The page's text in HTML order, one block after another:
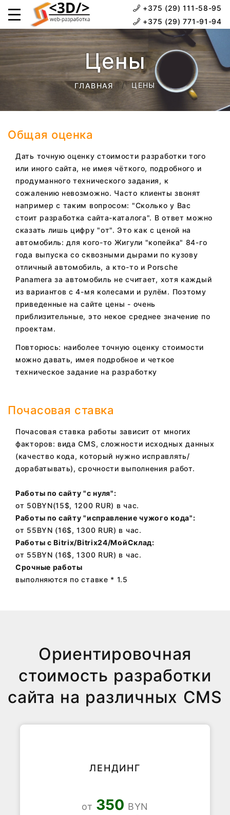
+375 (29) 111-58-95
+375 (29) 771-91-94
Цены
ГЛАВНАЯ ЦЕНЫ
Общая оценка
Дать точную оценку стоимости разработки того
или иного сайта, не имея чёткого, подробного и
продуманного технического задания, к
сожалению невозможно. Часто клиенты звонят
например с таким вопросом: "Сколько у Вас
стоит разработка сайта-каталога". В ответ можно
сказать лишь цифру "от". Это как с ценой на
автомобиль: для кого-то Жигули "копейка" 84-го
года выпуска со сквозными дырами по кузову
отличный автомобиль, а кто-то и Porsche
Panamera за автомобиль не считает, хотя каждый
из вариантов с 4-мя колесами и рулём. Поэтому
приведенные на сайте цены - очень
приблизительные, это некое среднее значение по
проектам.
Повторюсь: наиболее точную оценку стоимости
можно давать, имея подробное и четкое
техническое задание на разработку
Почасовая ставка
Почасовая ставка работы зависит от многих
факторов: вида CMS, сложности исходных данных
(качество кода, который нужно исправлять/
дорабатывать), срочности выполнения работ.
Работы по сайту "с нуля":
от 50BYN(15$, 1200 RUR) в час.
Работы по сайту "исправление чужого кода":
от 55BYN (16$, 1300 RUR) в час.
Работы с Bitrix/Bitrix24/МойСклад:
от 55BYN (16$, 1300 RUR) в час.
Срочные работы
выполняются по ставке * 1.5
Ориентировочная
стоимость разработки
сайта на различных CMS
ЛЕНДИНГ
от 350 BYN